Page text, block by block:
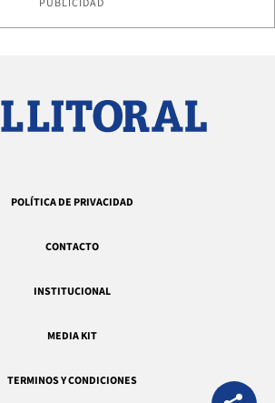
PUBLICIDAD
POLÍTICA DE PRIVACIDAD
CONTACTO
INSTITUCIONAL
MEDIA KIT
TERMINOS Y CONDICIONES